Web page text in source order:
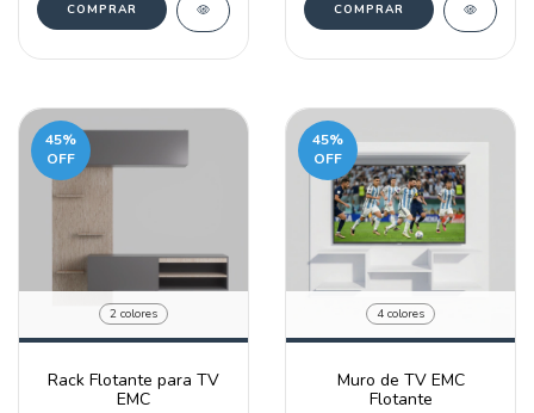
COMPRAR COMPRAR
45%
OFF
2 colores
Rack Flotante para TV
EMC
45%
OFF
4 colores
Muro de TV EMC
Flotante